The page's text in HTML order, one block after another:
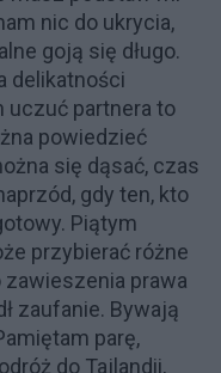
nic do ukrycia,
goją się długo.
delikatności
uczuć partnera to
powiedzieć
się dąsać, czas
gdy ten, kto
Piątym
przybierać różne
prawa
zaufanie. Bywają
parę,
do Tajlandii,